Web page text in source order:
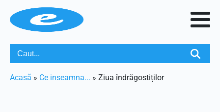
Acasã » Ce inseamna... » Ziua îndrăgostiților